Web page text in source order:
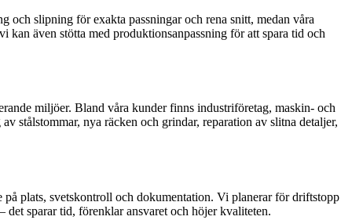
slipning för exakta passningar och rena snitt, medan våra
även stötta med produktionsanpassning för att spara tid och
miljöer. Bland våra kunder finns industriföretag, maskin- och
stålstommar, nya räcken och grindar, reparation av slitna detaljer,
plats, svetskontroll och dokumentation. Vi planerar för driftstopp
sparar tid, förenklar ansvaret och höjer kvaliteten.